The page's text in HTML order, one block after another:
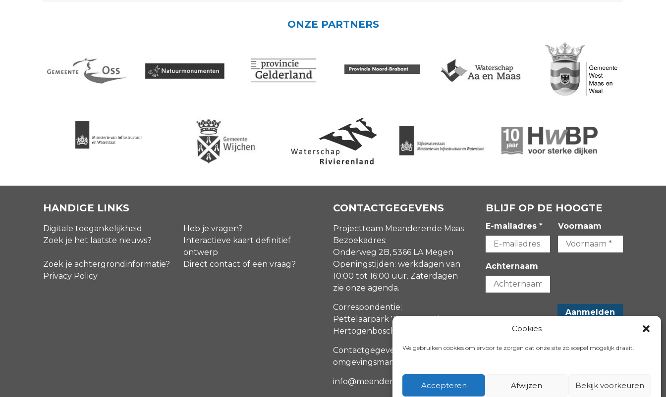
Cookies
We gebruiken cookies om ervoor te zorgen dat onze site zo soepel mogelijk draait.
Accepteren Afwijzen Bekijk voorkeuren
ONZE PARTNERS
HANDIGE LINKS
Digitale toegankelijkheid
Heb je vragen?
Zoek je het laatste nieuws?
Interactieve kaart definitief
ontwerp
Zoek je achtergrondinformatie?
Direct contact of een vraag?
Privacy Policy
CONTACTGEGEVENS
Projectteam Meanderende Maas
Bezoekadres:
Onderweg 2B, 5366 LA Megen
Openingstijden: werkdagen van
10:00 tot 16:00 uur. Zaterdagen
zie onze agenda.
Correspondentie:
Pettelaarpark 70, 5216 PP ‘s-
Hertogenbosch
Contactgegevens
omgevingsmanagers
info@meanderendemaas.nl
BLIJF OP DE HOOGTE
E-mailadres * Voornaam
Achternaam